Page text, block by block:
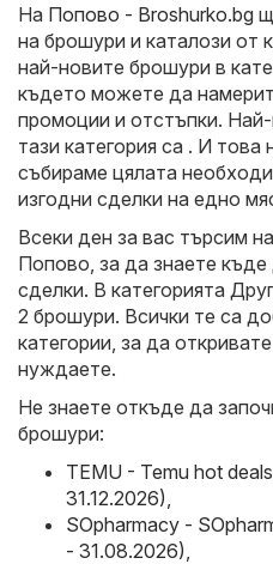
На Попово - Broshurko.bg
на брошури и каталози от
най-новите брошури в
където можете да
промоции и отстъпки.
тази категория са . И това
събираме цялата
изгодни сделки на едно
Всеки ден за вас търсим
Попово, за да знаете
сделки. В категорията
2 брошури. Всички те са
категории, за да
нуждаете.
Не знаете откъде да
брошури:
TEMU - Temu hot
31.12.2026)
SOpharmacy -
- 31.08.2026)